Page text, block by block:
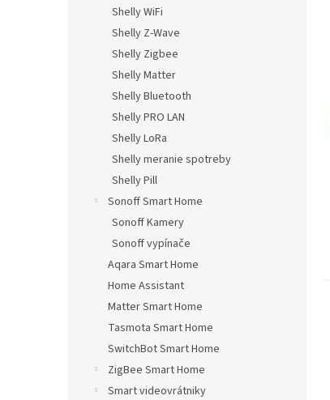
Shelly WiFi
Shelly Z-Wave
Shelly Zigbee
Shelly Matter
Shelly Bluetooth
Shelly PRO LAN
Shelly LoRa
Shelly meranie spotreby
Shelly Pill
Sonoff Smart Home
Sonoff Kamery
Sonoff vypínače
Aqara Smart Home
Home Assistant
Matter Smart Home
Tasmota Smart Home
SwitchBot Smart Home
ZigBee Smart Home
Smart videovrátniky